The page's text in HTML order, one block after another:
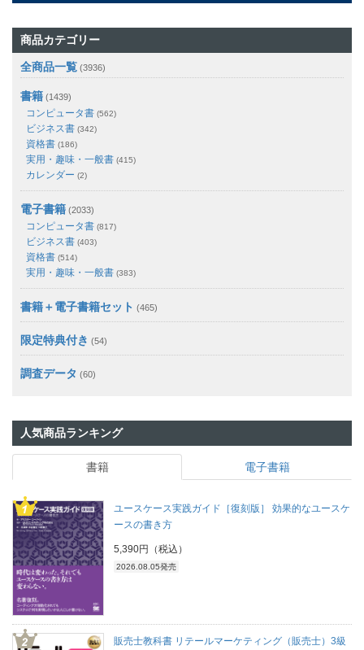
商品カテゴリー
全商品一覧 (3936)
書籍 (1439)
コンピュータ書 (562)
ビジネス書 (342)
資格書 (186)
実用・趣味・一般書 (415)
カレンダー (2)
電子書籍 (2033)
コンピュータ書 (817)
ビジネス書 (403)
資格書 (514)
実用・趣味・一般書 (383)
書籍＋電子書籍セット (465)
限定特典付き (54)
調査データ (60)
人気商品ランキング
書籍 電子書籍
ユースケース実践ガイド［復刻版］ 効果的なユースケ
ースの書き方
5,390円（税込）
2026.08.05発売
販売士教科書 リテールマーケティング（販売士）3級